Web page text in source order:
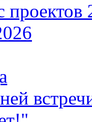
проектов